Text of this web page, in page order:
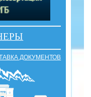
ДОКУМЕНТОВ